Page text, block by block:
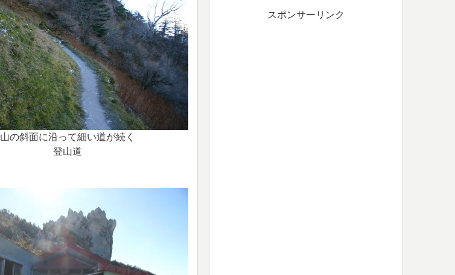
山の斜面に沿って細い道が続く
登山道
スポンサーリンク